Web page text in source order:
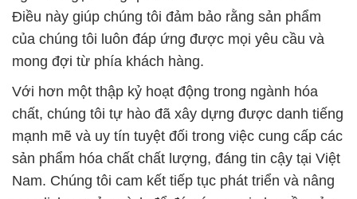
Điều này giúp chúng tôi đảm bảo rằng sản phẩm
của chúng tôi luôn đáp ứng được mọi yêu cầu và
mong đợi từ phía khách hàng.
Với hơn một thập kỷ hoạt động trong ngành hóa
chất, chúng tôi tự hào đã xây dựng được danh tiếng
mạnh mẽ và uy tín tuyệt đối trong việc cung cấp các
sản phẩm hóa chất chất lượng, đáng tin cậy tại Việt
Nam. Chúng tôi cam kết tiếp tục phát triển và nâng